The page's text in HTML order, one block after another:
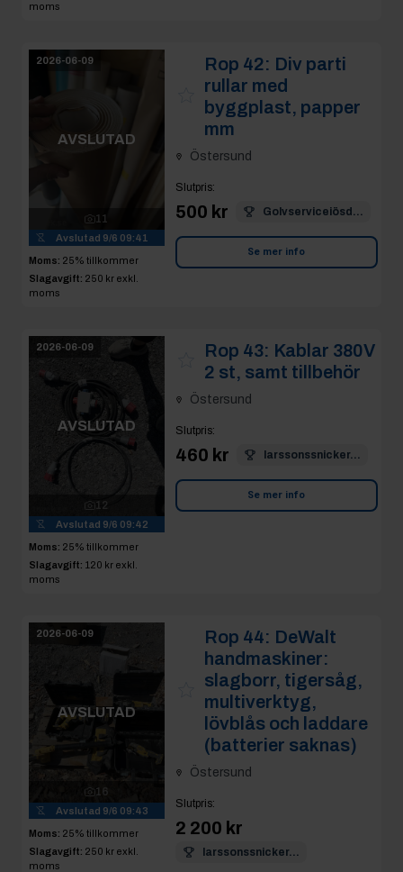
moms
2026-06-09
AVSLUTAD
11
Avslutad 9/6 09:41
Moms: 25% tillkommer
Slagavgift: 250 kr exkl.
moms
Rop 42: Div parti
rullar med
byggplast, papper
mm
Östersund
Slutpris:
500 kr Golvserviceiösd...
Se mer info
2026-06-09
AVSLUTAD
12
Avslutad 9/6 09:42
Moms: 25% tillkommer
Slagavgift: 120 kr exkl.
moms
Rop 43: Kablar 380V
2 st, samt tillbehör
Östersund
Slutpris:
460 kr larssonssnicker...
Se mer info
2026-06-09
AVSLUTAD
16
Avslutad 9/6 09:43
Moms: 25% tillkommer
Slagavgift: 250 kr exkl.
moms
Rop 44: DeWalt
handmaskiner:
slagborr, tigersåg,
multiverktyg,
lövblås och laddare
(batterier saknas)
Östersund
Slutpris:
2 200 kr
larssonssnicker...